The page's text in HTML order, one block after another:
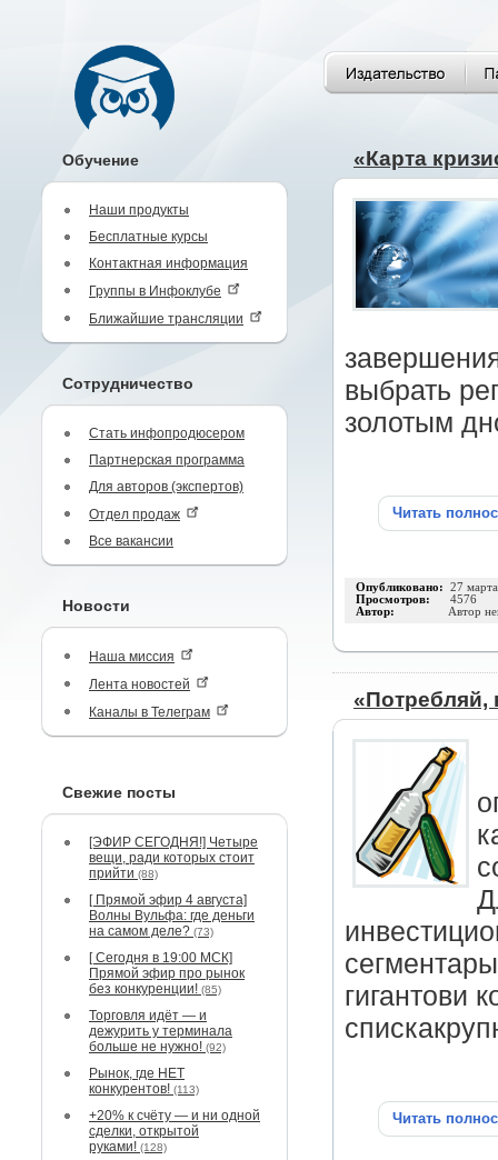
Обучение
Наши продукты
Бесплатные курсы
Контактная информация
Группы в Инфоклубе
Ближайшие трансляции
Сотрудничество
Стать инфопродюсером
Партнерская программа
Для авторов (экспертов)
Отдел продаж
Все вакансии
Новости
Наша миссия
Лента новостей
Каналы в Телеграм
Свежие посты
[ЭФИР СЕГОДНЯ!] Четыре
вещи, ради которых стоит
прийти (88)
[ Прямой эфир 4 августа]
Волны Вульфа: где деньги
на самом деле? (73)
[ Сегодня в 19:00 МСК]
Прямой эфир про рынок
без конкуренции! (85)
Торговля идёт — и
дежурить у терминала
больше не нужно! (92)
Рынок, где НЕТ
конкурентов! (113)
+20% к счёту — и ни одной
сделки, открытой
руками! (128)
«Карта
выбрать
золотым
Читать
Опубликовано: 27
Просмотров: 4576
Автор: Автор
«Потребляй,
гигантови
Читать